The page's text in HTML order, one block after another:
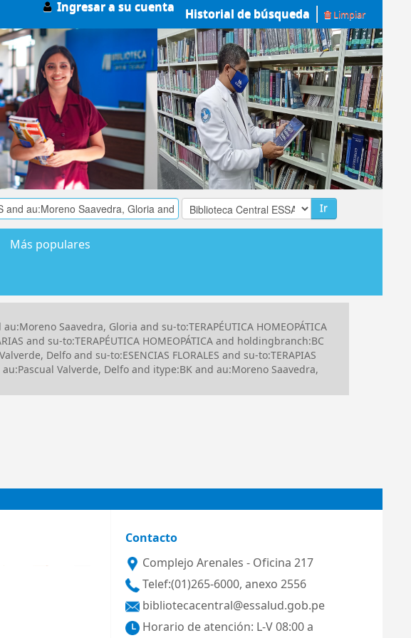
Ingresar a su cuenta Historial de búsqueda Limpiar
Ir
Más populares
Saavedra, Gloria and su-to:TERAPÉUTICA HOMEOPÁTICA
and su-to:TERAPÉUTICA HOMEOPÁTICA and holdingbranch:BC
Delfo and su-to:ESENCIAS FLORALES and su-to:TERAPIAS
au:Pascual Valverde, Delfo and itype:BK and au:Moreno Saavedra,
Contacto
Complejo Arenales - Oficina 217
Telef:(01)265-6000, anexo 2556
bibliotecacentral@essalud.gob.pe
Horario de atención: L-V 08:00 a